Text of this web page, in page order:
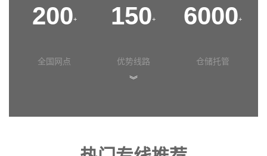
200+
全国网点
150+
优势线路
6000+
仓储托管
︾